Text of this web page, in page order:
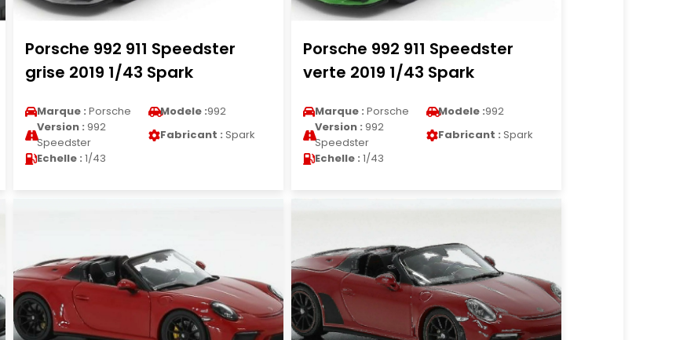
Porsche 992 911 Speedster
grise 2019 1/43 Spark
Marque : Porsche Modele :992
Version : 992
Speedster
Fabricant : Spark
Echelle : 1/43
Porsche 992 911 Speedster
verte 2019 1/43 Spark
Marque : Porsche Modele :992
Version : 992
Speedster
Fabricant : Spark
Echelle : 1/43